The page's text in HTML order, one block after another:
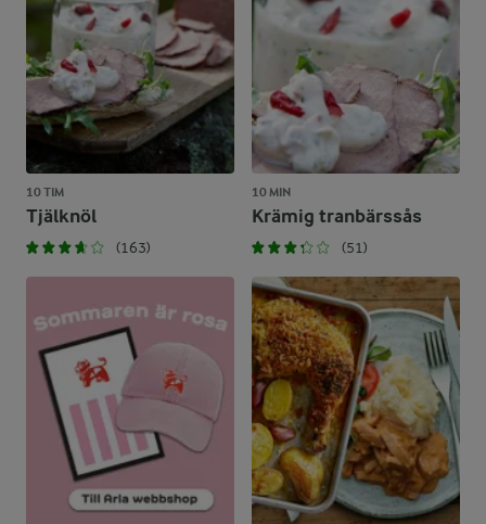
10 TIM
Tjälknöl
(163)
10 MIN
Krämig tranbärssås
(51)